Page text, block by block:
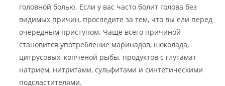
головной болью. Если у вас часто болит голова без
видимых причин, проследите за тем, что вы ели перед
очередным приступом. Чаще всего причиной
становится употребление маринадов, шоколада,
цитрусовых, копченой рыбы, продуктов с глутамат
натрием, нитритами, сульфитами и синтетическими
подсластителями.